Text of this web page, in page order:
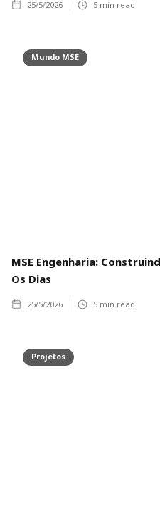
25/5/2026 5 min read
Mundo MSE
MSE Engenharia:
Os Dias
25/5/2026 5 min read
Projetos